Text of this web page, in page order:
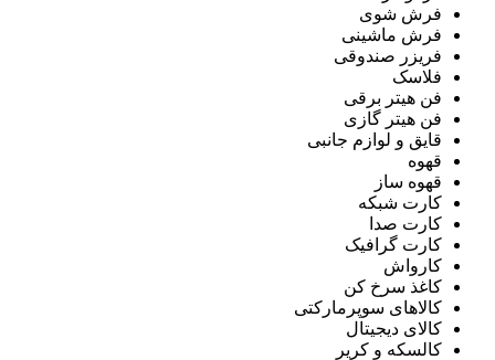
فرش شوی
فرش ماشینی
فریزر صندوقی
فلاسک
فن هیتر برقی
فن هیتر گازی
قایق و لوازم جانبی
قهوه
قهوه ساز
کارت شبکه
کارت صدا
کارت گرافیک
کارواش
کاغذ سرخ کن
کالاهای سوپرمارکتی
کالای دیجیتال
کالسکه و کریر